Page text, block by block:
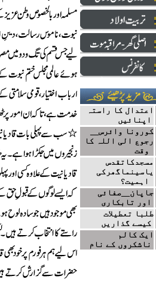
اعتدال کا راستہ
اپنائیں
کورونا وائرس__
رجوع الی اللہ کا
مسجدکاتقدس
یاسینماگھرکی
جاپان__صفائی
اور تابکاری
طلبا تعطیلات
کیسے گذاریں
ایک کالم
ناشکروں کے نام